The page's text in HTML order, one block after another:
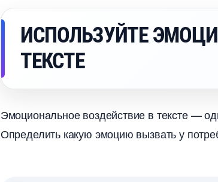
ИСПОЛЬЗУЙТЕ
ТЕКСТЕ
Эмоциональное воздействие в тексте —
Определить какую эмоцию вызвать у